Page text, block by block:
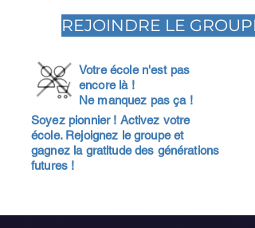
REJOINDRE LE GROUPE
Votre école n'est pas
encore là !
Ne manquez pas ça !
Soyez pionnier ! Activez votre
école. Rejoignez le groupe et
gagnez la gratitude des générations
futures !